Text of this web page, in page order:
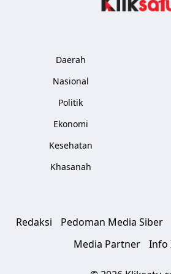
Daerah
Nasional
Politik
Ekonomi
Kesehatan
Khasanah
Redaksi Pedoman Media Siber
Media Partner
Info